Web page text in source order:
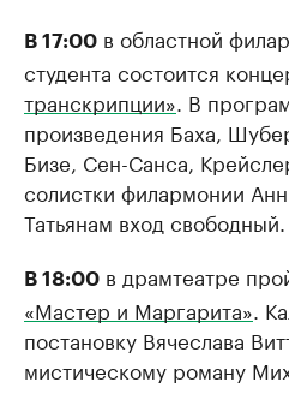
В 17:00 в областной
студента состоится
транскрипции» . В
произведения Баха,
Бизе, Сен-Санса,
солистки филармонии
Татьянам вход свободный.
В 18:00 в драмтеатре
«Мастер и Маргарита» .
постановку Вячеслава
мистическому роману